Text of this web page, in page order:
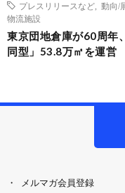
プレスリリースなど
動向/
物流施設
東京団地倉庫が60周年
同型」53.8万㎡を運営
メルマガ会員登録